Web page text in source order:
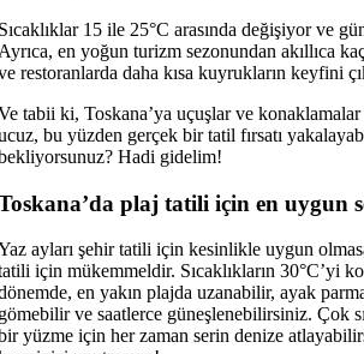
15 ile 25°C arasında değişiyor ve
en yoğun turizm sezonundan akıllıca
restoranlarda daha kısa kuyrukların keyfini
tabii ki, Toskana’ya uçuşlar ve
bu yüzden gerçek bir tatil fırsatı
Hadi gidelim!
plaj tatili için en uygun
ayları şehir tatili için kesinlikle uygun
için mükemmeldir. Sıcaklıkların 30°C’yi
en yakın plajda uzanabilir, ayak
ve saatlerce güneşlenebilirsiniz. Çok
yüzme için her zaman serin denize